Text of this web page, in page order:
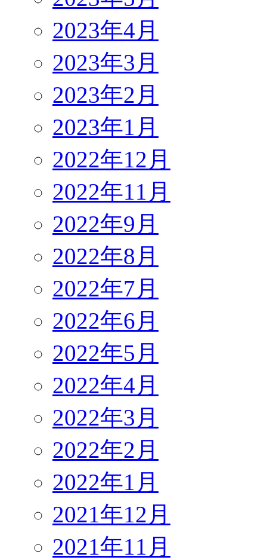
2023年4月
2023年3月
2023年2月
2023年1月
2022年12月
2022年11月
2022年9月
2022年8月
2022年7月
2022年6月
2022年5月
2022年4月
2022年3月
2022年2月
2022年1月
2021年12月
2021年11月